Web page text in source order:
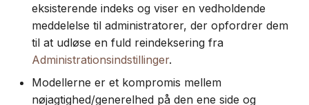
eksisterende indeks og viser en vedholdende
meddelelse til administratorer, der opfordrer dem
til at udløse en fuld reindeksering fra
Administrationsindstillinger.
Modellerne er et kompromis mellem
nøjagtighed/generelhed på den ene side og